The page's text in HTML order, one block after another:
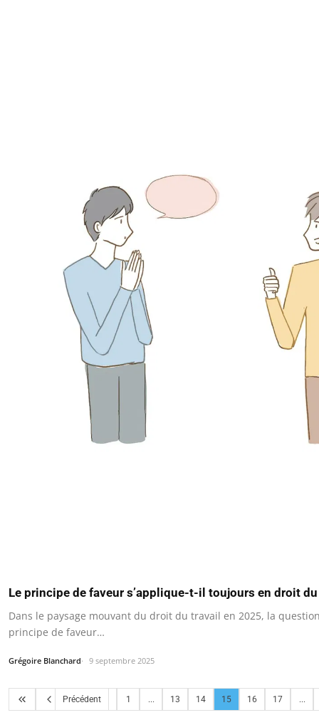
Le principe de faveur s’applique-t-il toujours en droit
Dans le paysage mouvant du droit du travail en 2025, la
principe de faveur…
Grégoire Blanchard 9 septembre 2025
Précédent 1 ... 13 14 15 16 17 ...